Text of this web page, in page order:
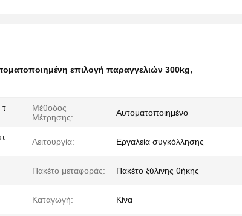
επιλογή παραγγελιών 300kg,
τ
Μέθοδος
Μέτρησης:
Αυτοματοποιημένο
Λειτουργία: Εργαλεία συγκόλλησης
Πακέτο μεταφοράς: Πακέτο ξύλινης θήκης
Καταγωγή: Κίνα